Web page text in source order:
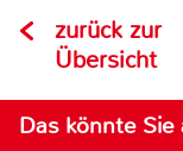
zurück zur
Übersicht
Das könnte